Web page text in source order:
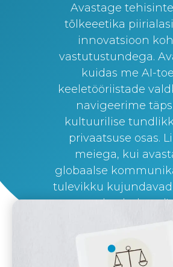
Avastage
tõlkeeetika
innovatsioon
vastutustundega.
kuidas me AI-
keeletööriistade
navigeerime
kultuurilise
privaatsuse osas.
meiega, kui
globaalse
tulevikku kujundavad
kaalutlused!